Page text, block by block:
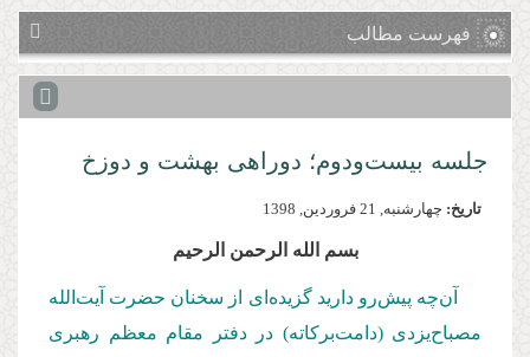
فهرست مطالب
جلسه بیست‌ودوم؛ دوراهی بهشت و دوزخ
تاریخ: چهارشنبه, 21 فروردين, 1398
بسم الله الرحمن الرحیم
آن‌چه پیش‌رو دارید گزیده‌ای از سخنان حضرت آیت‌الله
مصباح‌یزدی (دامت‌بركاته) در دفتر مقام معظم رهبری